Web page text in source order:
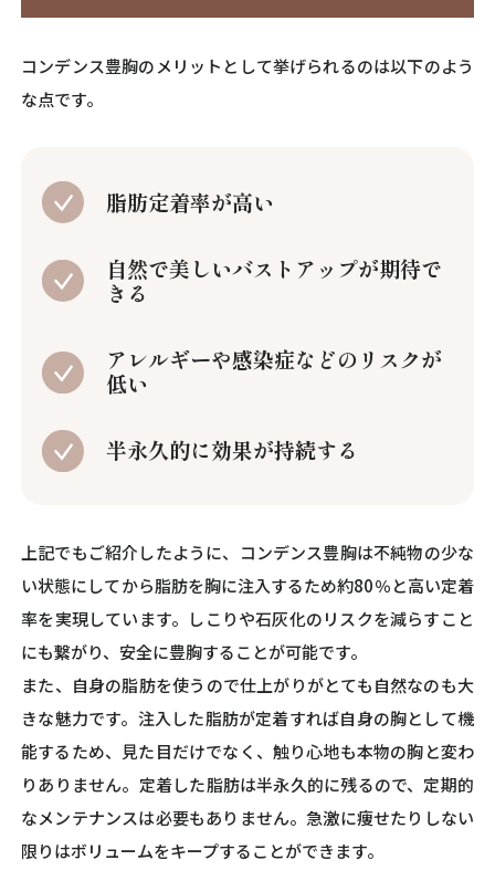
コンデンス豊胸のメリットとして挙げられるのは以下のよう
な点です。
脂肪定着率が高い
自然で美しいバストアップが期待で
きる
アレルギーや感染症などのリスクが
低い
半永久的に効果が持続する
上記でもご紹介したように、コンデンス豊胸は不純物の少な
い状態にしてから脂肪を胸に注入するため約80％と高い定着
率を実現しています。しこりや石灰化のリスクを減らすこと
にも繋がり、安全に豊胸することが可能です。
また、自身の脂肪を使うので仕上がりがとても自然なのも大
きな魅力です。注入した脂肪が定着すれば自身の胸として機
能するため、見た目だけでなく、触り心地も本物の胸と変わ
りありません。定着した脂肪は半永久的に残るので、定期的
なメンテナンスは必要もありません。急激に痩せたりしない
限りはボリュームをキープすることができます。